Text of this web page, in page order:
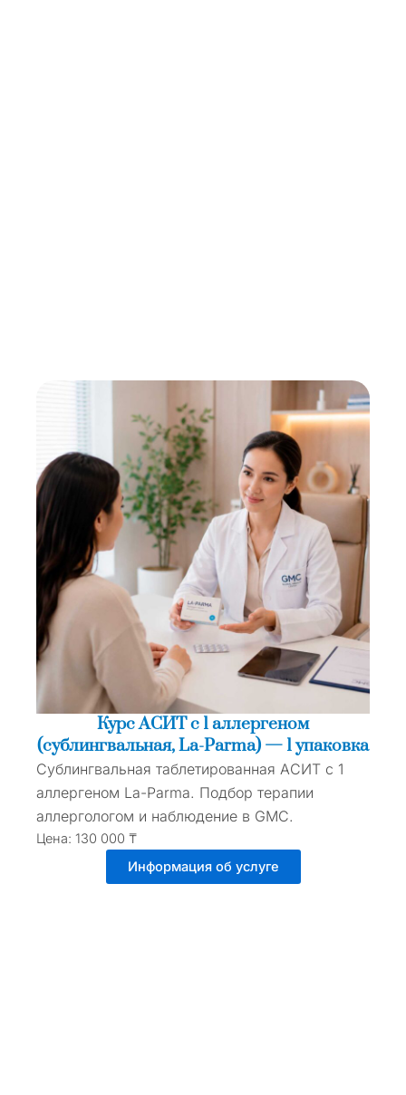
Курс АСИТ с 1 аллергеном
(сублингвальная, La-Parma) — 1 упаковка
Сублингвальная таблетированная АСИТ с 1
аллергеном La-Parma. Подбор терапии
аллергологом и наблюдение в GMC.
Цена: 130 000 ₸
Информация об услуге